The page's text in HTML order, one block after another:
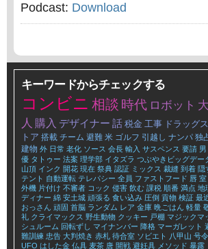
Podcast: Download
キーワードからチェックする
コンビニ 相談 時代 ロボット 大
人 購入 デザイナー 話 税金 工事 ドラッグス
トア 搭載 チーム 避難 米 ゴルフ 引越し ナンパ 独
建物 外 日常 老化 ソース 会長 輸入 サスペンス 要請 男
優 タトゥー 法案 理学部 イタズラ つぶやきビッグデー
山頂 インク 開花 現在 祭典 認証 ミックス 裁縫 到着 隠
テント 自動運転 テレパシー 全員 ファストフード 唇 室
外機 片付け 不審者 コック 侵害 飲む 課税 順番 満点 地
ディナー 綿 安土城 頑張る 食い込み 圧倒 貢物 検証 最
おっさん 頑固 首脳 ランダム レア 金庫 晩ごはん 軽量
礼 クライマックス 野生動物 クッキー 戸棚 マジックマ
シュルーム 回転ずし マイナンバー 降格 マーガレット
難訓練 忠告 大判焼き 赤札 待合室 ソビエト 八甲山 号令
UFO はした金 仏具 麦茶 唐 開戦 避妊具 メソッド 暴露